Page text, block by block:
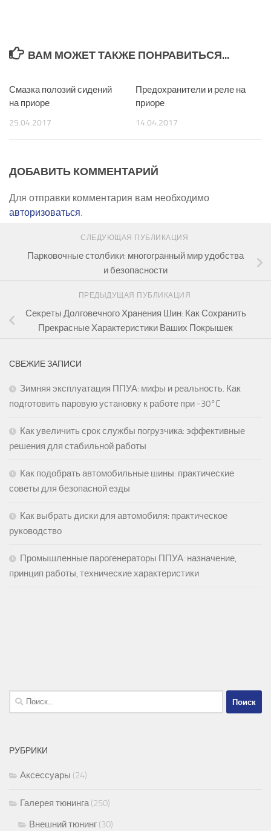
ВАМ МОЖЕТ ТАКЖЕ ПОНРАВИТЬСЯ...
Смазка полозий сидений
на приоре
25.04.2017
Предохранители и реле на
приоре
14.04.2017
ДОБАВИТЬ КОММЕНТАРИЙ
Для отправки комментария вам необходимо
авторизоваться.
СЛЕДУЮЩАЯ ПУБЛИКАЦИЯ
Парковочные столбики: многогранный мир удобства
и безопасности
ПРЕДЫДУЩАЯ ПУБЛИКАЦИЯ
Секреты Долговечного Хранения Шин: Как Сохранить
Прекрасные Характеристики Ваших Покрышек
СВЕЖИЕ ЗАПИСИ
Зимняя эксплуатация ППУА: мифы и реальность. Как
подготовить паровую установку к работе при -30°C
Как увеличить срок службы погрузчика: эффективные
решения для стабильной работы
Как подобрать автомобильные шины: практические
советы для безопасной езды
Как выбрать диски для автомобиля: практическое
руководство
Промышленные парогенераторы ППУА: назначение,
принцип работы, технические характеристики
Найти:
РУБРИКИ
Аксессуары (24)
Галерея тюнинга(250)
Внешний тюнинг (30)